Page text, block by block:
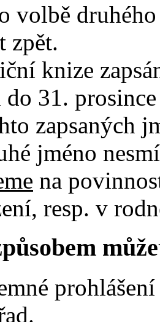
volbě
zpět.
knize
do 31.
zapsaných
jméno
na
resp. v